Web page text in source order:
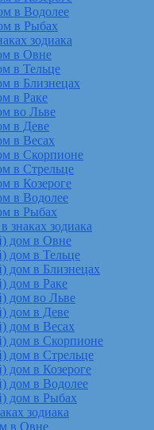
в Водолее
в Рыбах
зодиака
в Овне
в Тельце
в Близнецах
в Раке
во Льве
в Деве
в Весах
в Скорпионе
в Стрельце
в Козероге
в Водолее
в Рыбах
знаках зодиака
дом в Овне
дом в Тельце
дом в Близнецах
дом в Раке
дом во Льве
дом в Деве
дом в Весах
дом в Скорпионе
дом в Стрельце
дом в Козероге
дом в Водолее
дом в Рыбах
зодиака
в Овне